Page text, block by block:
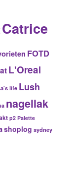
Catrice
FOTD
L'Oreal
life Lush
nagellak
p2 Palette
shoplog sydney